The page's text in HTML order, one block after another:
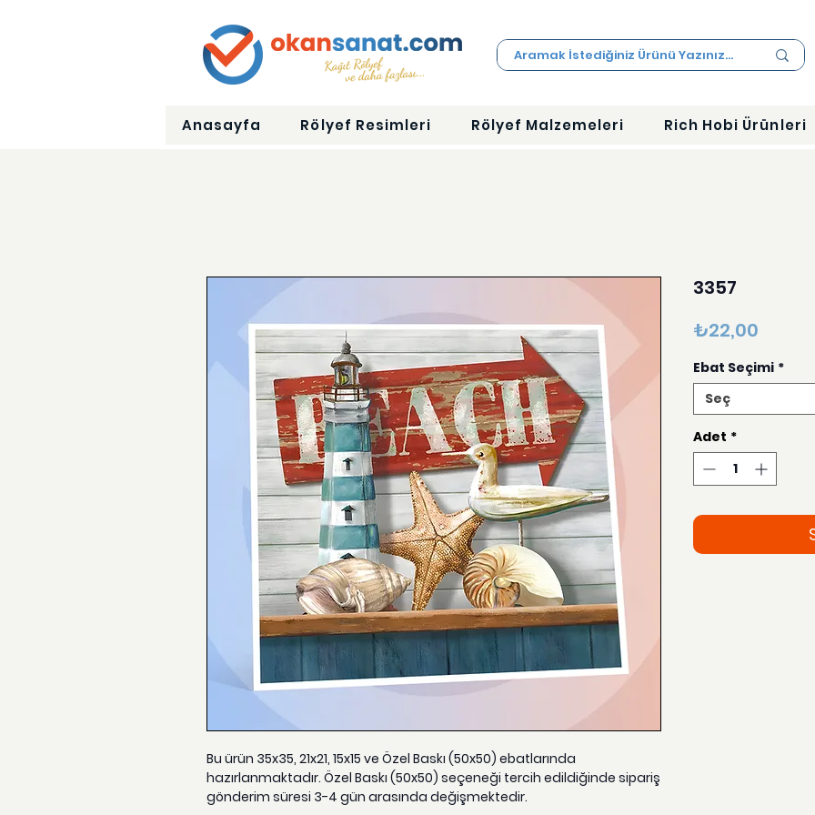
Anasayfa Rölyef Resimleri Rölyef Malzemeleri Rich Hobi Ürünleri
Bu ürün 35x35, 21x21, 15x15 ve Özel Baskı (50x50) ebatlarında
hazırlanmaktadır. Özel Baskı (50x50) seçeneği tercih edildiğinde sipariş
gönderim süresi 3-4 gün arasında değişmektedir.
3357
₺22,00
Ebat Seçimi *
Seç
Adet *